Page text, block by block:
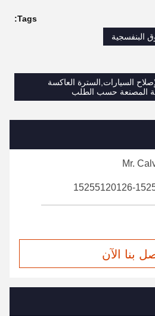
Tags:
البنفسجية
السيارات,السترة العاكسة
المصنعة حسب الطلب
Mr.
15255120126-
بنا الآن